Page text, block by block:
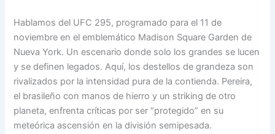
Hablamos del UFC 295, programado para el 11 de
noviembre en el emblemático Madison Square Garden de
Nueva York. Un escenario donde solo los grandes se lucen
y se definen legados. Aquí, los destellos de grandeza son
rivalizados por la intensidad pura de la contienda. Pereira,
el brasileño con manos de hierro y un striking de otro
planeta, enfrenta críticas por ser “protegido” en su
meteórica ascensión en la división semipesada.